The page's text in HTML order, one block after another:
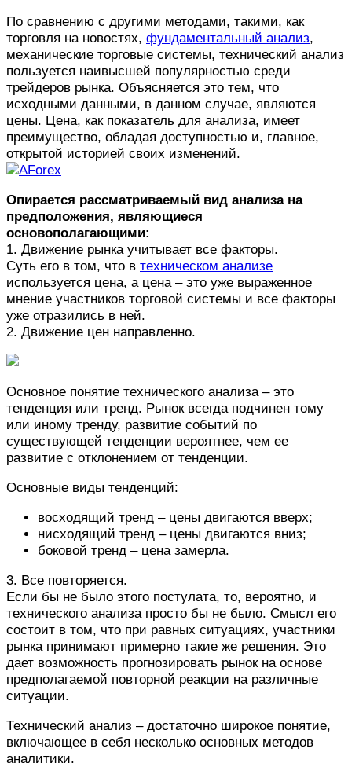
По сравнению с другими методами, такими, как
торговля на новостях, фундаментальный анализ,
механические торговые системы, технический анализ
пользуется наивысшей популярностью среди
трейдеров рынка. Объясняется это тем, что
исходными данными, в данном случае, являются
цены. Цена, как показатель для анализа, имеет
преимущество, обладая доступностью и, главное,
открытой историей своих изменений.
Опирается рассматриваемый вид анализа на
предположения, являющиеся
основополагающими:
1. Движение рынка учитывает все факторы.
Суть его в том, что в техническом анализе
используется цена, а цена – это уже выраженное
мнение участников торговой системы и все факторы
уже отразились в ней.
2. Движение цен направленно.
Основное понятие технического анализа – это
тенденция или тренд. Рынок всегда подчинен тому
или иному тренду, развитие событий по
существующей тенденции вероятнее, чем ее
развитие с отклонением от тенденции.
Основные виды тенденций:
восходящий тренд – цены двигаются вверх;
нисходящий тренд – цены двигаются вниз;
боковой тренд – цена замерла.
3. Все повторяется.
Если бы не было этого постулата, то, вероятно, и
технического анализа просто бы не было. Смысл его
состоит в том, что при равных ситуациях, участники
рынка принимают примерно такие же решения. Это
дает возможность прогнозировать рынок на основе
предполагаемой повторной реакции на различные
ситуации.
Технический анализ – достаточно широкое понятие,
включающее в себя несколько основных методов
аналитики.